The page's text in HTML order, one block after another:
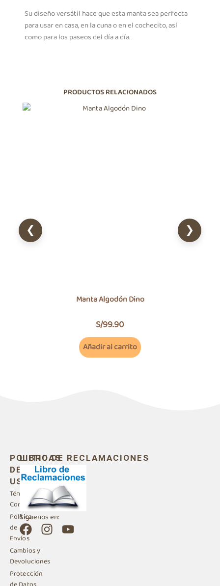
Su diseño versátil hace que esta manta sea perfecta
para usar en casa, en la cuna o en el cochecito, así
como para los paseos del día a día.
PRODUCTOS RELACIONADOS
Manta Algodón Dino
S/99.90
Añadir al carrito
❮ ❯
POLITICAS
DE
USO
Términos y
Condiciones
Política
de
Envíos
Cambios y
Devoluciones
Protección
LIBRO DE RECLAMACIONES
Siguenos en:
F
a
c
e
b
I
n
t
Y